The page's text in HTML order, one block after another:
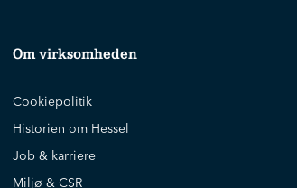
Om virksomheden
Cookiepolitik
Historien om Hessel
Job & karriere
Miljø & CSR